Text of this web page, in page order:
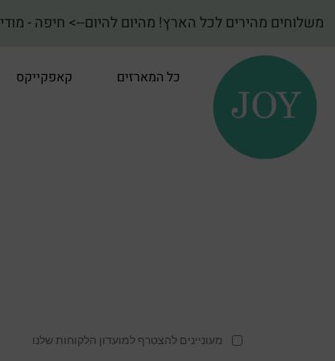
משלוחים מהירים לכל הארץ! מהיום להיום--> חיפה - מודיעין - ועד באר שבע!
כל המארזים קאפקייקס
מעוניינים להצטרף למועדון הלקוחות שלנו